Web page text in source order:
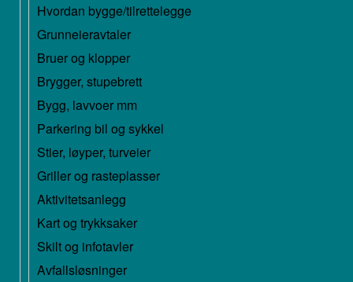
Hvordan bygge/tilrettelegge
Grunneieravtaler
Bruer og klopper
Brygger, stupebrett
Bygg, lavvoer mm
Parkering bil og sykkel
Stier, løyper, turveier
Griller og rasteplasser
Aktivitetsanlegg
Kart og trykksaker
Skilt og infotavler
Avfallsløsninger